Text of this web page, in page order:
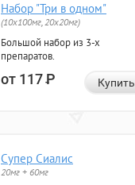
Набор "Три в одном"
(10x100мг, 20x20мг)
Большой набор из 3-х
препаратов.
от 117Р Купить
Супер Сиалис
20мг + 60мг